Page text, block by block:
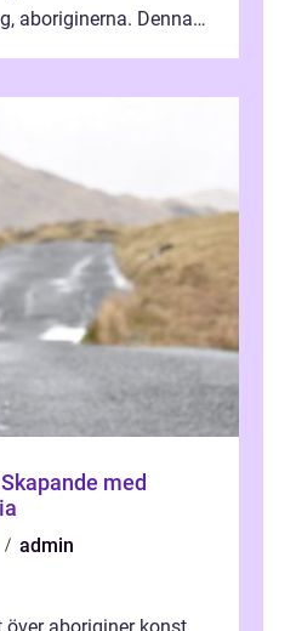
aboriginerna. Denna
med
admin